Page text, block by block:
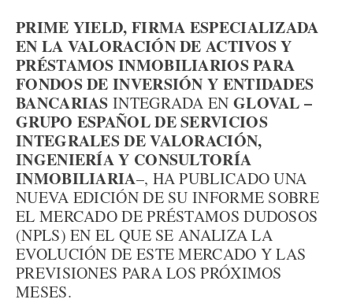
PRIME YIELD, FIRMA ESPECIALIZADA
EN LA VALORACIÓN DE ACTIVOS Y
PRÉSTAMOS INMOBILIARIOS PARA
FONDOS DE INVERSIÓN Y ENTIDADES
BANCARIAS INTEGRADA EN GLOVAL –
GRUPO ESPAÑOL DE SERVICIOS
INTEGRALES DE VALORACIÓN,
INGENIERÍA Y CONSULTORÍA
INMOBILIARIA–, HA PUBLICADO UNA
NUEVA EDICIÓN DE SU INFORME SOBRE
EL MERCADO DE PRÉSTAMOS DUDOSOS
(NPLS) EN EL QUE SE ANALIZA LA
EVOLUCIÓN DE ESTE MERCADO Y LAS
PREVISIONES PARA LOS PRÓXIMOS
MESES.